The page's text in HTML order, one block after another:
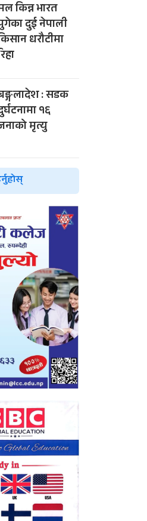
किन्न भारत
दुई नेपाली
धरौटीमा
: सडक
१६
मृत्यु